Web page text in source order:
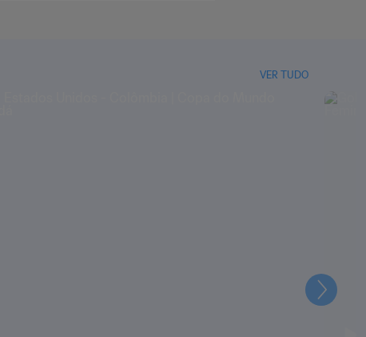
VER TUDO